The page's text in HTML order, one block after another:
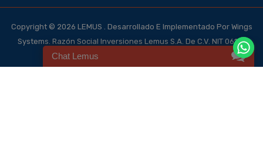
Copyright © 2026 LEMUS . Desarrollado E Implementado Por Wings
Systems. Razón Social Inversiones Lemus S.A. De C.V. NIT 0614-
140700-101-4, NRC 123562-0
Chat Lemus